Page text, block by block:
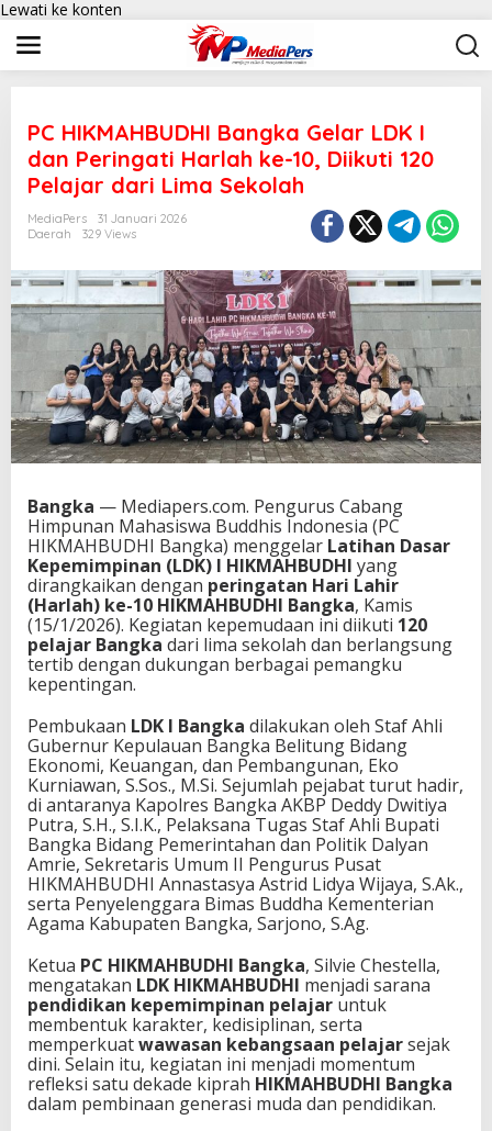
Lewati ke konten
PC HIKMAHBUDHI Bangka Gelar LDK I
dan Peringati Harlah ke-10, Diikuti 120
Pelajar dari Lima Sekolah
MediaPers
31 Januari 2026
Daerah
329 Views
Bangka — Mediapers.com. Pengurus Cabang
Himpunan Mahasiswa Buddhis Indonesia (PC
HIKMAHBUDHI Bangka) menggelar Latihan Dasar
Kepemimpinan (LDK) I HIKMAHBUDHI yang
dirangkaikan dengan peringatan Hari Lahir
(Harlah) ke-10 HIKMAHBUDHI Bangka, Kamis
(15/1/2026). Kegiatan kepemudaan ini diikuti 120
pelajar Bangka dari lima sekolah dan berlangsung
tertib dengan dukungan berbagai pemangku
kepentingan.
Pembukaan LDK I Bangka dilakukan oleh Staf Ahli
Gubernur Kepulauan Bangka Belitung Bidang
Ekonomi, Keuangan, dan Pembangunan, Eko
Kurniawan, S.Sos., M.Si. Sejumlah pejabat turut hadir,
di antaranya Kapolres Bangka AKBP Deddy Dwitiya
Putra, S.H., S.I.K., Pelaksana Tugas Staf Ahli Bupati
Bangka Bidang Pemerintahan dan Politik Dalyan
Amrie, Sekretaris Umum II Pengurus Pusat
HIKMAHBUDHI Annastasya Astrid Lidya Wijaya, S.Ak.,
serta Penyelenggara Bimas Buddha Kementerian
Agama Kabupaten Bangka, Sarjono, S.Ag.
Ketua PC HIKMAHBUDHI Bangka, Silvie Chestella,
mengatakan LDK HIKMAHBUDHI menjadi sarana
pendidikan kepemimpinan pelajar untuk
membentuk karakter, kedisiplinan, serta
memperkuatwawasan kebangsaan pelajarsejak
dini. Selain itu, kegiatan ini menjadi momentum
refleksi satu dekade kiprah HIKMAHBUDHI Bangka
dalam pembinaan generasi muda dan pendidikan.